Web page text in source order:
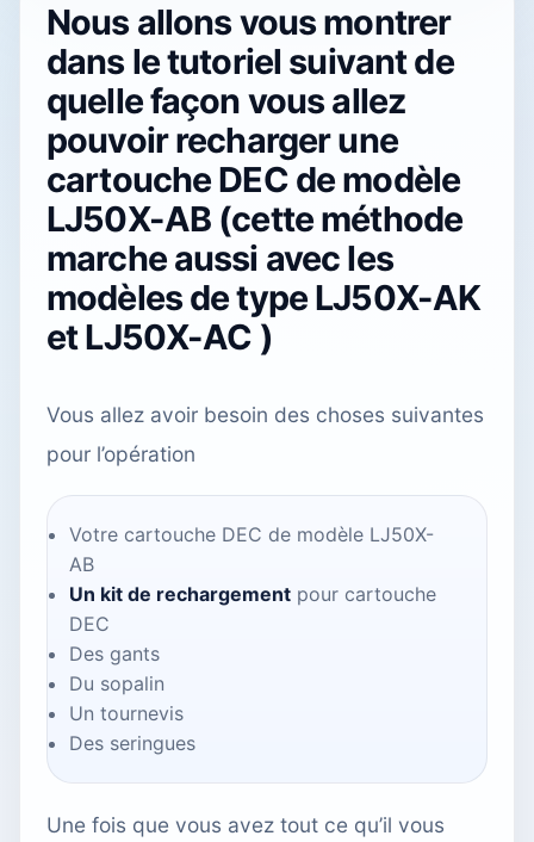
Nous allons vous montrer
dans le tutoriel suivant de
quelle façon vous allez
pouvoir recharger une
cartouche DEC de modèle
LJ50X-AB (cette méthode
marche aussi avec les
modèles de type LJ50X-AK
et LJ50X-AC )
Vous allez avoir besoin des choses suivantes
pour l’opération
Votre cartouche DEC de modèle LJ50X-
AB
Un kit de rechargement pour cartouche
DEC
Des gants
Du sopalin
Un tournevis
Des seringues
Une fois que vous avez tout ce qu’il vous